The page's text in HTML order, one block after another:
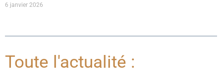
6 janvier 2026
Toute l'actualité :